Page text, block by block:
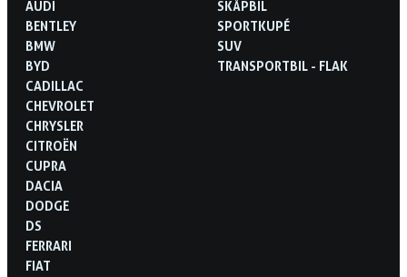
AUDI
BENTLEY
BMW
BYD
CADILLAC
CHEVROLET
CHRYSLER
CITROËN
CUPRA
DACIA
DODGE
DS
FERRARI
FIAT
SKÅPBIL
SPORTKUPÉ
SUV
TRANSPORTBIL - FLAK